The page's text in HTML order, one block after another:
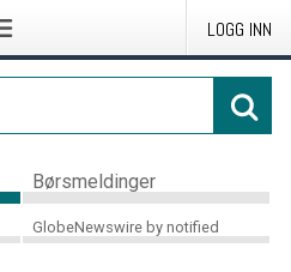
LOGG INN
Børsmeldinger
GlobeNewswire by notified